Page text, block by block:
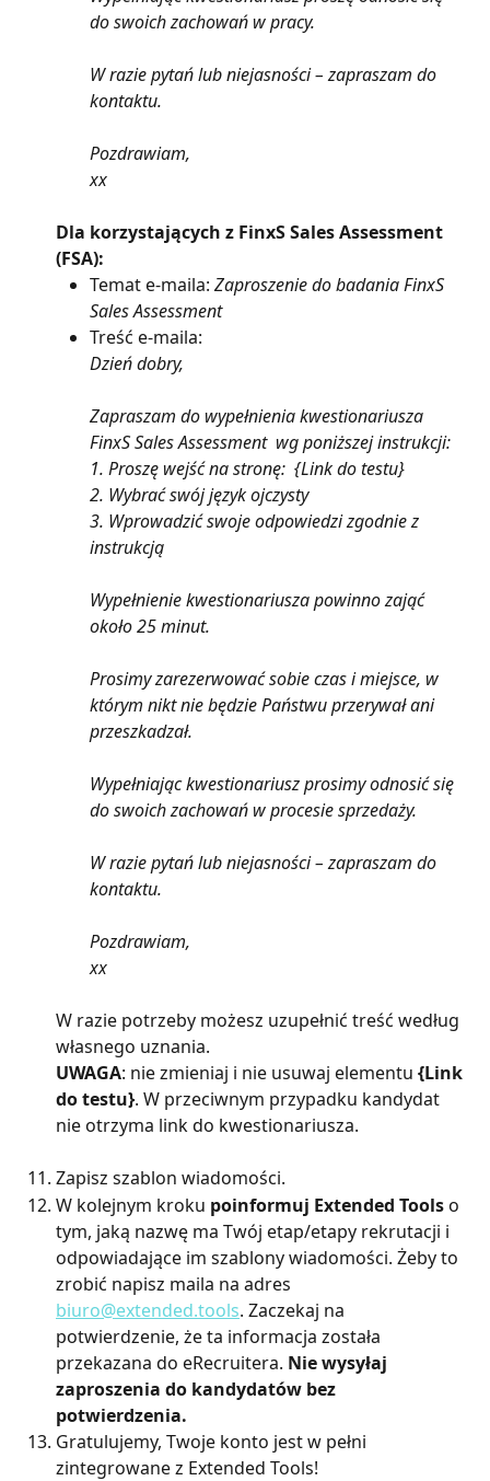
do swoich zachowań w pracy.
W razie pytań lub niejasności – zapraszam do
kontaktu.
Pozdrawiam,
xx
Dla korzystających z FinxS Sales Assessment
(FSA):
Temat e-maila: Zaproszenie do badania FinxS
Sales Assessment
Treść e-maila:
Dzień dobry,
Zapraszam do wypełnienia kwestionariusza
FinxS Sales Assessment  wg poniższej instrukcji:
1. Proszę wejść na stronę:  {Link do testu}
2. Wybrać swój język ojczysty
3. Wprowadzić swoje odpowiedzi zgodnie z
instrukcją
Wypełnienie kwestionariusza powinno zająć
około 25 minut.
Prosimy zarezerwować sobie czas i miejsce, w
którym nikt nie będzie Państwu przerywał ani
przeszkadzał.
Wypełniając kwestionariusz prosimy odnosić się
do swoich zachowań w procesie sprzedaży.
W razie pytań lub niejasności – zapraszam do
kontaktu.
Pozdrawiam,
xx
W razie potrzeby możesz uzupełnić treść według
własnego uznania.
UWAGA: nie zmieniaj i nie usuwaj elementu {Link
do testu}. W przeciwnym przypadku kandydat
nie otrzyma link do kwestionariusza.
Zapisz szablon wiadomości.
W kolejnym kroku poinformuj Extended Tools o
tym, jaką nazwę ma Twój etap/etapy rekrutacji i
odpowiadające im szablony wiadomości. Żeby to
zrobić napisz maila na adres
biuro@extended.tools. Zaczekaj na
potwierdzenie, że ta informacja została
przekazana do eRecruitera. Nie wysyłaj
zaproszenia do kandydatów bez
potwierdzenia.
Gratulujemy, Twoje konto jest w pełni
zintegrowane z Extended Tools!